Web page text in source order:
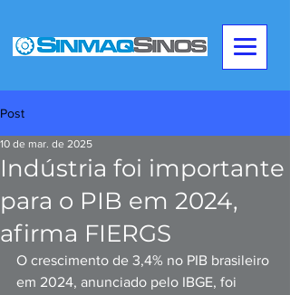
Post
Indústria foi importante
para o PIB em 2024,
afirma FIERGS
10 de mar. de 2025
O crescimento de 3,4% no PIB brasileiro
em 2024, anunciado pelo IBGE, foi